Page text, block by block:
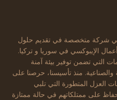
هي شركة متخصصة في تقديم حلول
الإيبوكسي في سوريا و تركيا.
التي تضمن توفير بيئة آمنة
والصناعية. منذ تأسيسنا، حرصنا على
العزل المتطورة التي تلبي
على ممتلكاتهم في حالة ممتازة